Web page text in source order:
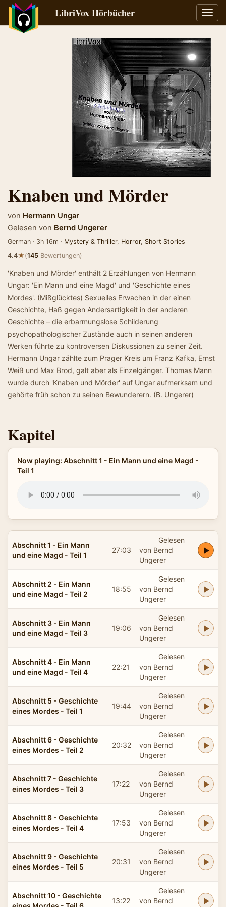
LibriVox Hörbücher
Knaben und Mörder
von Hermann Ungar
Gelesen von Bernd Ungerer
German · 3h 16m · Mystery & Thriller, Horror, Short Stories
4.4★(145 Bewertungen)
'Knaben und Mörder' enthält 2 Erzählungen von Hermann
Ungar: 'Ein Mann und eine Magd' und 'Geschichte eines
Mordes'. (Mißglücktes) Sexuelles Erwachen in der einen
Geschichte, Haß gegen Andersartigkeit in der anderen
Geschichte – die erbarmungslose Schilderung
psychopathologischer Zustände auch in seinen anderen
Werken führte zu kontroversen Diskussionen zu seiner Zeit.
Hermann Ungar zählte zum Prager Kreis um Franz Kafka, Ernst
Weiß und Max Brod, galt aber als Einzelgänger. Thomas Mann
wurde durch 'Knaben und Mörder' auf Ungar aufmerksam und
gehörte früh schon zu seinen Bewunderern. (B. Ungerer)
Kapitel
Now playing: Abschnitt 1 - Ein Mann und eine Magd -
Teil 1
Abschnitt 1 - Ein Mann
und eine Magd - Teil 1
27:03
Gelesen
von Bernd
Ungerer
Abschnitt 2 - Ein Mann
und eine Magd - Teil 2
18:55
Gelesen
von Bernd
Ungerer
Abschnitt 3 - Ein Mann
und eine Magd - Teil 3
19:06
Gelesen
von Bernd
Ungerer
Abschnitt 4 - Ein Mann
und eine Magd - Teil 4
22:21
Gelesen
von Bernd
Ungerer
Abschnitt 5 - Geschichte
eines Mordes - Teil 1
19:44
Gelesen
von Bernd
Ungerer
Abschnitt 6 - Geschichte
eines Mordes - Teil 2
20:32
Gelesen
von Bernd
Ungerer
Abschnitt 7 - Geschichte
eines Mordes - Teil 3
17:22
Gelesen
von Bernd
Ungerer
Abschnitt 8 - Geschichte
eines Mordes - Teil 4
17:53
Gelesen
von Bernd
Ungerer
Abschnitt 9 - Geschichte
eines Mordes - Teil 5
20:31
Gelesen
von Bernd
Ungerer
Abschnitt 10 - Geschichte
13:22
Gelesen
von Bernd